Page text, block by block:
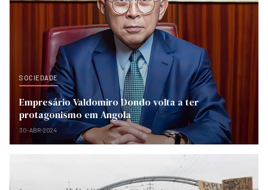
SOCIEDADE
Empresário Valdomiro Dondo volta a ter
protagonismo em Angola
30-ABR-2024